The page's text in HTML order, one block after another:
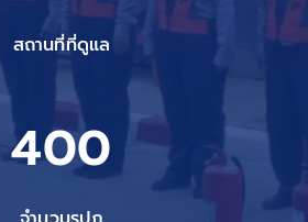
สถานที่ที่ดูแล
400